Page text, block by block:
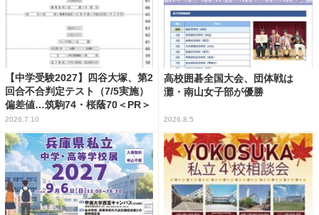
【中学受験2027】四谷大塚、第2
回合不合判定テスト（7/5実施）
偏差値…筑駒74・桜蔭70＜PR＞
2026.7.10
高校囲碁全国大会、団体戦は
灘・南山女子部が優勝
2026.8.5